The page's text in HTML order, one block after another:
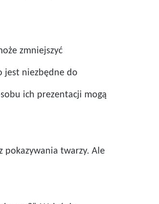
zmniejszyć
jest niezbędne do
ich prezentacji mogą
pokazywania twarzy. Ale